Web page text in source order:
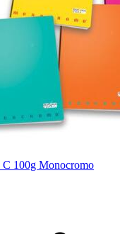
100g Monocromo